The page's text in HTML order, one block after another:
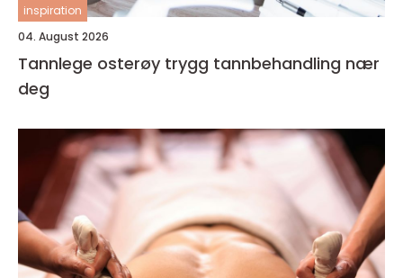
inspiration
04. August 2026
Tannlege osterøy trygg tannbehandling nær
deg